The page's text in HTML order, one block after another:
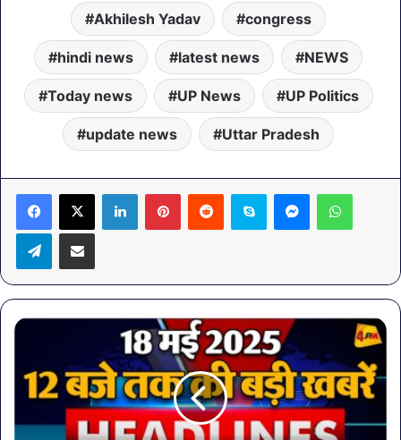
Akhilesh Yadav congress
hindi news latest news NEWS
Today news UP News UP Politics
update news Uttar Pradesh
LinkedInPinterestReddit Skype Messenger
TelegramShare via Email